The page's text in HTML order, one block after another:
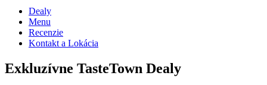
Dealy
Menu
Recenzie
Kontakt a Lokácia
Exkluzívne TasteTown Dealy